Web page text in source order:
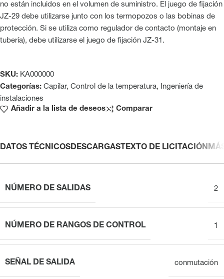
no están incluidos en el volumen de suministro. El juego de fijación
JZ-29 debe utilizarse junto con los termopozos o las bobinas de
protección. Si se utiliza como regulador de contacto (montaje en
tubería), debe utilizarse el juego de fijación JZ-31.
SKU: KA000000
Categorías: Capilar, Control de la temperatura,
Ingeniería de
instalaciones
Añadir a la lista de deseos
Comparar
DATOS TÉCNICOSDESCARGASTEXTO DE LICITACIÓN
NÚMERO DE SALIDAS 2
NÚMERO DE RANGOS DE CONTROL 1
SEÑAL DE SALIDA conmutación